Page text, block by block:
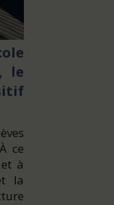
le
ce
à
la